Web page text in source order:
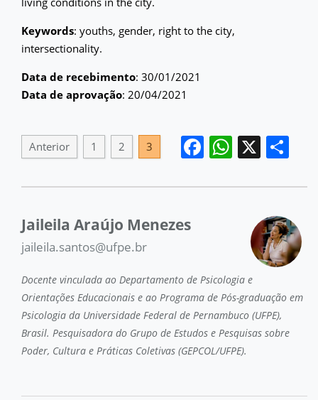
Keywords: youths, gender, right to the city,
intersectionality.
Data de recebimento: 30/01/2021
Data de aprovação: 20/04/2021
Facebook
X
Anterior 1 2 3
Jaileila Araújo Menezes
jaileila.santos@ufpe.br
Docente vinculada ao Departamento de Psicologia e
Orientações Educacionais e ao Programa de Pós-graduação em
Psicologia da Universidade Federal de Pernambuco (UFPE),
Brasil. Pesquisadora do Grupo de Estudos e Pesquisas sobre
Poder, Cultura e Práticas Coletivas (GEPCOL/UFPE).